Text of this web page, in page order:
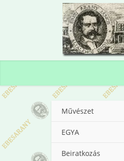
Művészet
EGYA
Beiratkozás